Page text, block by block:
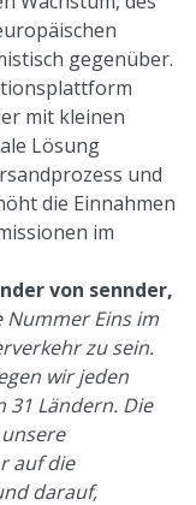
gegenüber.
mit kleinen
Lösung
und
die Einnahmen
im
von sennder,
Nummer Eins im
zu sein.
wir jeden
31 Ländern. Die
auf die
darauf,